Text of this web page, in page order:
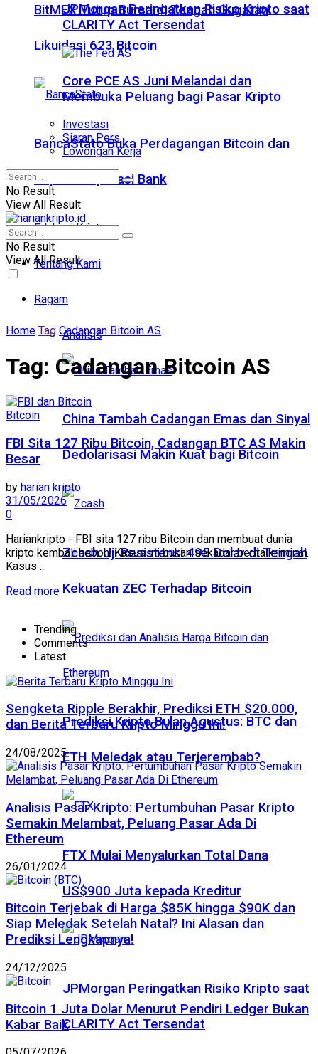
BitMEX Tutup Bursa di Tengah Gugatan
Likuidasi 623 Bitcoin
BancaStato Buka Perdagangan Bitcoin dan
Kripto di Aplikasi Bank
Edukasi Kripto
Tentang Kami
Ragam
Analisis
China Tambah Cadangan Emas dan Sinyal
Dedolarisasi Makin Kuat bagi Bitcoin
Zcash Uji Resistensi 495 Dolar di Tengah
Kekuatan ZEC Terhadap Bitcoin
Prediksi Kripto Bulan Agustus: BTC dan
ETH Meledak atau Terjerembab?
FTX Mulai Menyalurkan Total Dana
US$900 Juta kepada Kreditur
JPMorgan Peringatkan Risiko Kripto saat
CLARITY Act Tersendat
JPMorgan Peringatkan Risiko Kripto saat
CLARITY Act Tersendat
Core PCE AS Juni Melandai dan
Membuka Peluang bagi Pasar Kripto
Investasi
Siaran Pers
Lowongan Kerja
No Result
View All Result
No Result
View All Result
Home Tag Cadangan Bitcoin AS
Tag: Cadangan Bitcoin AS
Bitcoin
FBI Sita 127 Ribu Bitcoin, Cadangan BTC AS Makin
Besar
by harian kripto
31/05/2026
0
Hariankripto - FBI sita 127 ribu Bitcoin dan membuat dunia
kripto kembali heboh. Kasus ini bukan sekadar berita kriminal.
Kasus ...
Read more
Trending
Comments
Latest
Sengketa Ripple Berakhir, Prediksi ETH $20.000,
dan Berita Terbaru Kripto Minggu Ini!
24/08/2025
Analisis Pasar Kripto: Pertumbuhan Pasar Kripto
Semakin Melambat, Peluang Pasar Ada Di
Ethereum
26/01/2024
Bitcoin Terjebak di Harga $85K hingga $90K dan
Siap Meledak Setelah Natal? Ini Alasan dan
Prediksi Lengkapnya!
24/12/2025
Bitcoin 1 Juta Dolar Menurut Pendiri Ledger Bukan
Kabar Baik